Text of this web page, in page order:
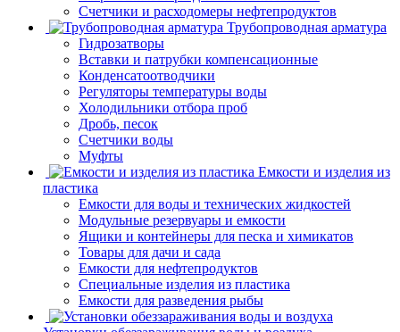
Счетчики и расходомеры нефтепродуктов
Трубопроводная арматура
Гидрозатворы
Вставки и патрубки компенсационные
Конденсатоотводчики
Регуляторы температуры воды
Холодильники отбора проб
Дробь, песок
Счетчики воды
Муфты
Емкости и изделия из
пластика
Емкости для воды и технических жидкостей
Модульные резервуары и емкости
Ящики и контейнеры для песка и химикатов
Товары для дачи и сада
Емкости для нефтепродуктов
Специальные изделия из пластика
Емкости для разведения рыбы